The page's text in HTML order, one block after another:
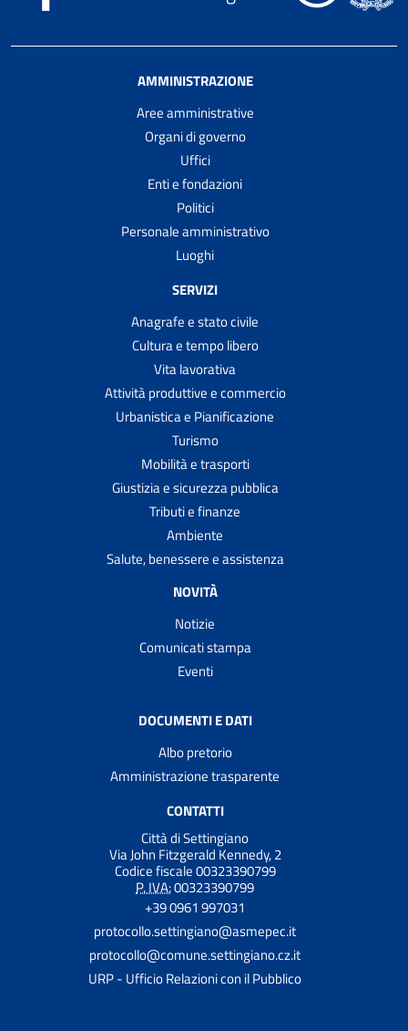
AMMINISTRAZIONE
Aree amministrative
Organi di governo
Uffici
Enti e fondazioni
Politici
Personale amministrativo
Luoghi
SERVIZI
Anagrafe e stato civile
Cultura e tempo libero
Vita lavorativa
Attività produttive e commercio
Urbanistica e Pianificazione
Turismo
Mobilità e trasporti
Giustizia e sicurezza pubblica
Tributi e finanze
Ambiente
Salute, benessere e assistenza
NOVITÀ
Notizie
Comunicati stampa
Eventi
DOCUMENTI E DATI
Albo pretorio
Amministrazione trasparente
CONTATTI
Città di Settingiano
Via John Fitzgerald Kennedy, 2
Codice fiscale 00323390799
P. IVA:00323390799
+39 0961 997031
protocollo.settingiano@asmepec.it
protocollo@comune.settingiano.cz.it
URP - Ufficio Relazioni con il Pubblico